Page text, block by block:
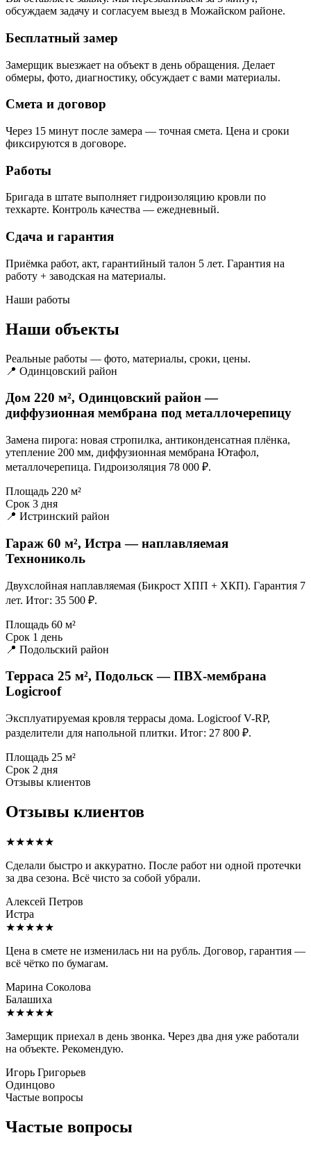
обсуждаем задачу и согласуем выезд в Можайском районе.
Бесплатный замер
Замерщик выезжает на объект в день обращения. Делает
обмеры, фото, диагностику, обсуждает с вами материалы.
Смета и договор
Через 15 минут после замера — точная смета. Цена и сроки
фиксируются в договоре.
Работы
Бригада в штате выполняет гидроизоляцию кровли по
техкарте. Контроль качества — ежедневный.
Сдача и гарантия
Приёмка работ, акт, гарантийный талон 5 лет. Гарантия на
работу + заводская на материалы.
Наши работы
Наши объекты
Реальные работы — фото, материалы, сроки, цены.
📍 Одинцовский район
Дом 220 м², Одинцовский район —
диффузионная мембрана под металлочерепицу
Замена пирога: новая стропилка, антиконденсатная плёнка,
утепление 200 мм, диффузионная мембрана Ютафол,
металлочерепица. Гидроизоляция 78 000 ₽.
Площадь 220 м²
Срок 3 дня
📍 Истринский район
Гараж 60 м², Истра — наплавляемая
Технониколь
Двухслойная наплавляемая (Бикрост ХПП + ХКП). Гарантия 7
лет. Итог: 35 500 ₽.
Площадь 60 м²
Срок 1 день
📍 Подольский район
Терраса 25 м², Подольск — ПВХ-мембрана
Logicroof
Эксплуатируемая кровля террасы дома. Logicroof V-RP,
разделители для напольной плитки. Итог: 27 800 ₽.
Площадь 25 м²
Срок 2 дня
Отзывы клиентов
Отзывы клиентов
★★★★★
Сделали быстро и аккуратно. После работ ни одной протечки
за два сезона. Всё чисто за собой убрали.
Алексей Петров
Истра
★★★★★
Цена в смете не изменилась ни на рубль. Договор, гарантия —
всё чётко по бумагам.
Марина Соколова
Балашиха
★★★★★
Замерщик приехал в день звонка. Через два дня уже работали
на объекте. Рекомендую.
Игорь Григорьев
Одинцово
Частые вопросы
Частые вопросы